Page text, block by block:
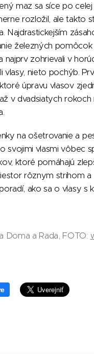
maz sa síce po
rozložil, ale takto
Najdrastickejším
železných pomôcok
najprv zohrievali v
vlasy, nieto pochýb.
úpravu vlasov
v dvadsiatych rokoch
na ošetrovanie a
svojimi vlasmi vôbec
ktoré pomáhajú
rôznym strihom a
ako sa o vlasy s
Doma a Rada, FOTO: